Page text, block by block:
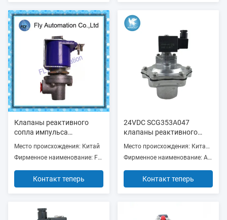
Клапаны реактивного
сопла импульса
управления FLY/AIRWOLF
RCA3D2 удаленные
пилотные
Место происхождения: Китай
Фирменное наименование: FLY/AIRWOLF
Контакт теперь
24VDC SCG353A047
клапаны реактивного
дюймов
Место происхождения: Китай, Польша
Фирменное наименование: ASCO AIRWOLF or OEM
Контакт теперь